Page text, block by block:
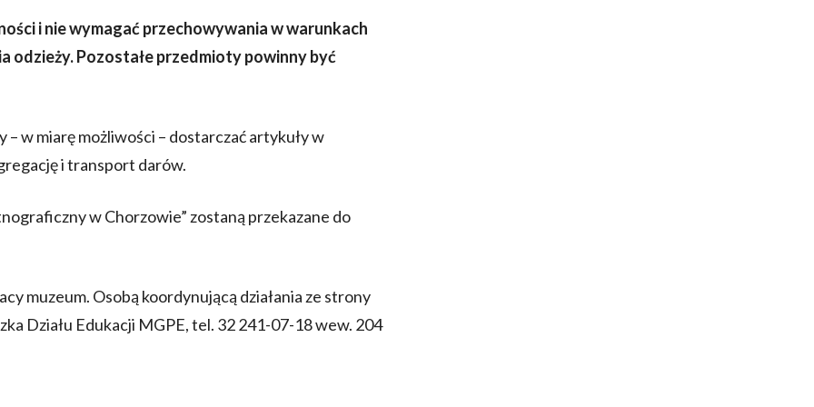
i nie wymagać przechowywania w warunkach
odzieży. Pozostałe przedmioty powinny być
w miarę możliwości – dostarczać artykuły w
i transport darów.
w Chorzowie” zostaną przekazane do
muzeum. Osobą koordynującą działania ze strony
Działu Edukacji MGPE, tel. 32 241-07-18 wew. 204